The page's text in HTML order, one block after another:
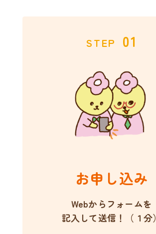
STEP 01
お申し込み
Webからフォームを
記入して送信！（１分）